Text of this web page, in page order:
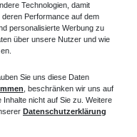
Technologien, damit
Performance auf dem
personalisierte Werbung zu
über unsere Nutzer und wie
Sie uns diese Daten
, beschränken wir uns auf
nicht auf Sie zu. Weitere
Datenschutzerklärung